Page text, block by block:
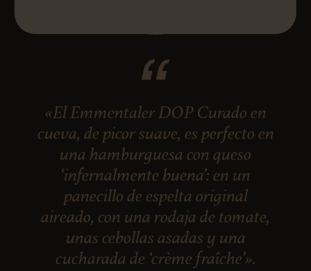
«El Emmentaler DOP Curado en
cueva, de picor suave, es perfecto en
una hamburguesa con queso
‘infernalmente buena’: en un
panecillo de espelta original
aireado, con una rodaja de tomate,
unas cebollas asadas y una
cucharada de ‘crème fraîche’».